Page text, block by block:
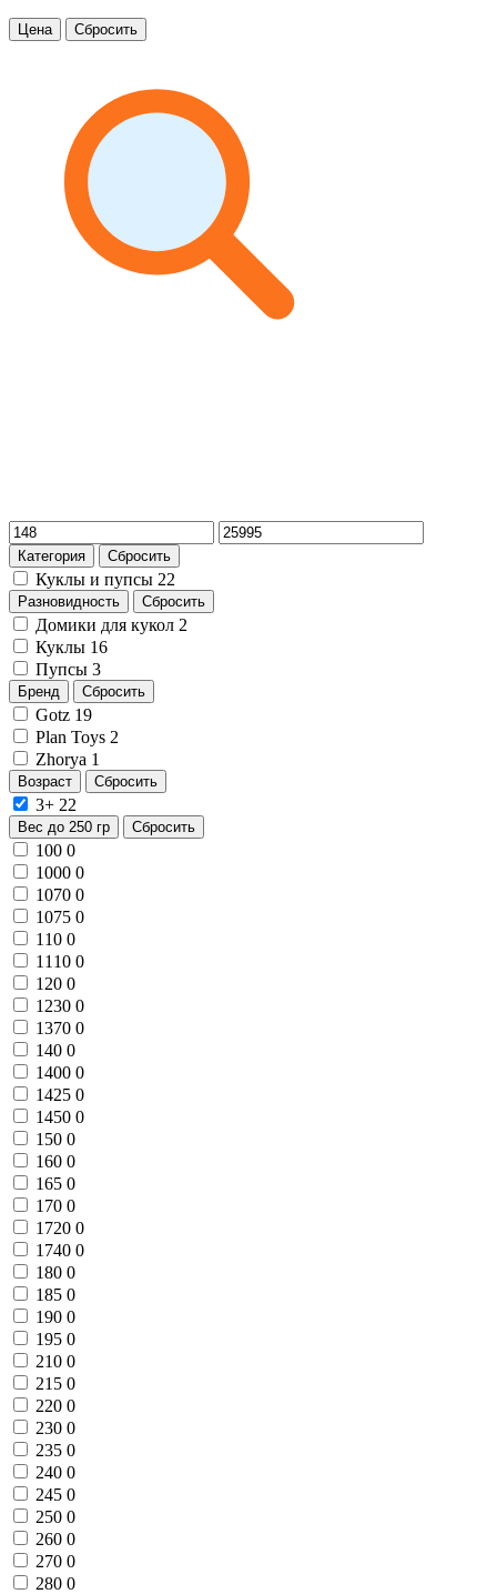
Цена Сбросить
Категория Сбросить
Куклы и пупсы 22
Разновидность Сбросить
Домики для кукол 2
Куклы 16
Пупсы 3
Бренд Сбросить
Gotz 19
Plan Toys 2
Zhorya 1
Возраст Сбросить
3+ 22
Вес до 250 гр Сбросить
100 0
1000 0
1070 0
1075 0
110 0
1110 0
120 0
1230 0
1370 0
140 0
1400 0
1425 0
1450 0
150 0
160 0
165 0
170 0
1720 0
1740 0
180 0
185 0
190 0
195 0
210 0
215 0
220 0
230 0
235 0
240 0
245 0
250 0
260 0
270 0
280 0